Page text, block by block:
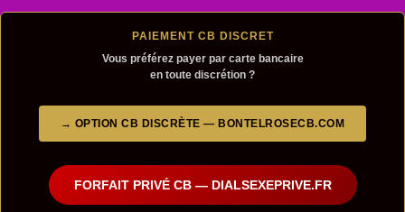
PAIEMENT CB DISCRET
Vous préférez payer par carte bancaire
en toute discrétion ?
→ OPTION CB DISCRÈTE — BONTELROSECB.COM
FORFAIT PRIVÉ CB — DIALSEXEPRIVE.FR